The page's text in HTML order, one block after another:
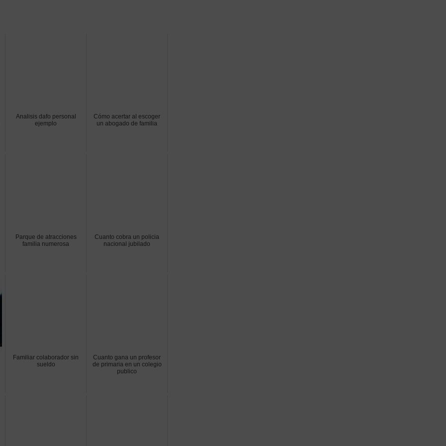
Analisis dafo personal
ejemplo
Cómo acertar al escoger
un abogado de familia
Parque de atracciones
familia numerosa
Cuanto cobra un policia
nacional jubilado
Familiar colaborador sin
sueldo
Cuanto gana un profesor
de primaria en un colegio
publico